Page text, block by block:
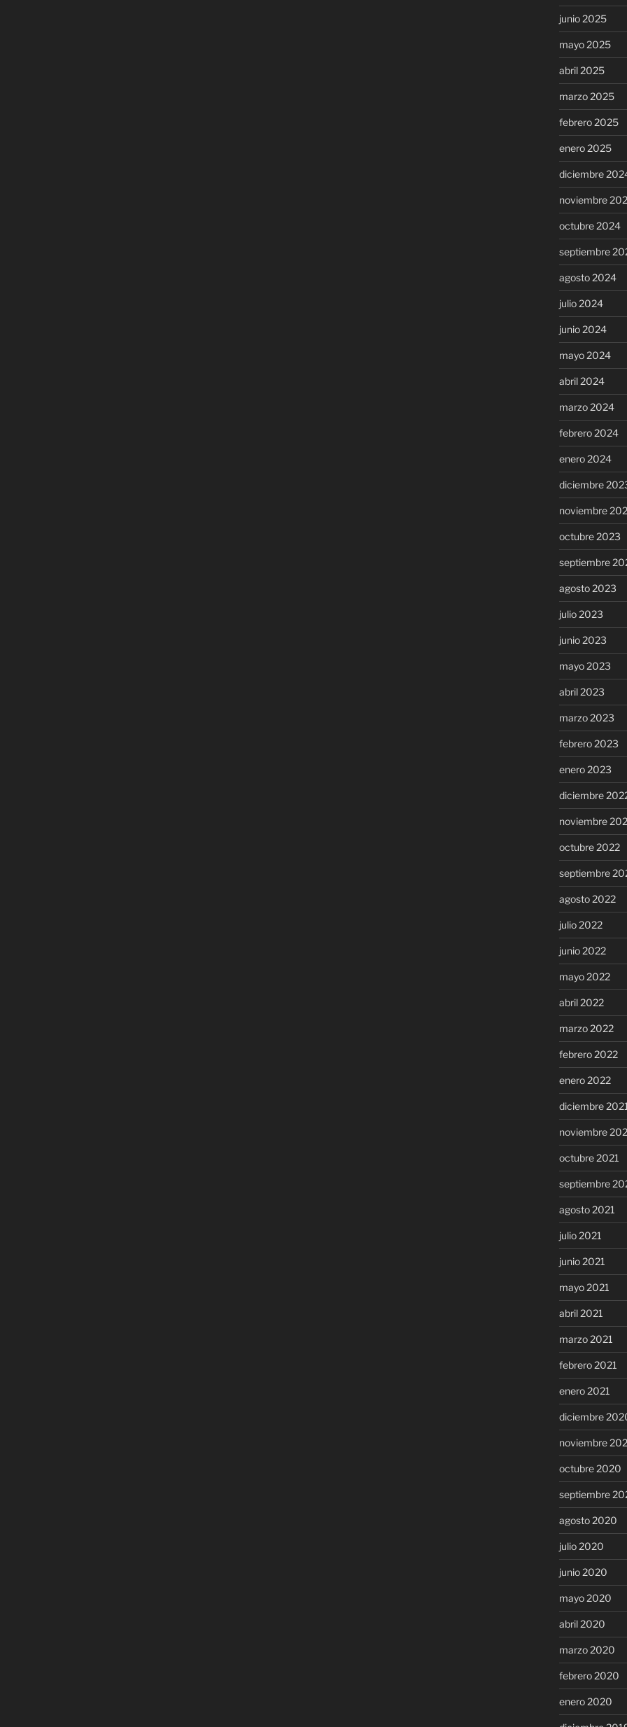
junio 2025
mayo 2025
abril 2025
marzo 2025
febrero 2025
enero 2025
diciembre
noviembre
octubre 2024
septiembre
agosto 2024
julio 2024
junio 2024
mayo 2024
abril 2024
marzo 2024
febrero 2024
enero 2024
diciembre
noviembre
octubre 2023
septiembre
agosto 2023
julio 2023
junio 2023
mayo 2023
abril 2023
marzo 2023
febrero 2023
enero 2023
diciembre
noviembre
octubre 2022
septiembre
agosto 2022
julio 2022
junio 2022
mayo 2022
abril 2022
marzo 2022
febrero 2022
enero 2022
diciembre
noviembre
octubre 2021
septiembre
agosto 2021
julio 2021
junio 2021
mayo 2021
abril 2021
marzo 2021
febrero 2021
enero 2021
diciembre
noviembre
octubre 2020
septiembre
agosto 2020
julio 2020
junio 2020
mayo 2020
abril 2020
marzo 2020
febrero 2020
enero 2020